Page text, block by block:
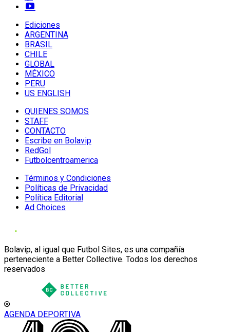
Ediciones
ARGENTINA
BRASIL
CHILE
GLOBAL
MÉXICO
PERU
US ENGLISH
QUIENES SOMOS
STAFF
CONTACTO
Escribe en Bolavip
RedGol
Futbolcentroamerica
Términos y Condiciones
Políticas de Privacidad
Política Editorial
Ad Choices
Bolavip, al igual que Futbol Sites, es una compañía
perteneciente a Better Collective. Todos los derechos
reservados
AGENDA DEPORTIVA